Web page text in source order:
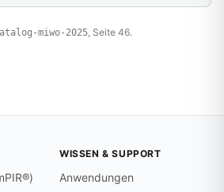
miwo-2025, Seite 46.
WISSEN & SUPPORT
Anwendungen